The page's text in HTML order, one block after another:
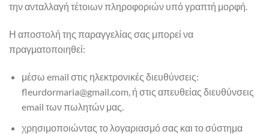
την ανταλλαγή τέτοιων πληροφοριών υπό γραπτή μορφή.
Η αποστολή της παραγγελίας σας μπορεί να
πραγματοποιηθεί:
μέσω email στις ηλεκτρονικές διευθύνσεις:
fleurdormaria@gmail.com, ή στις απευθείας διευθύνσεις
email των πωλητών μας.
χρησιμοποιώντας το λογαριασμό σας και το σύστημα